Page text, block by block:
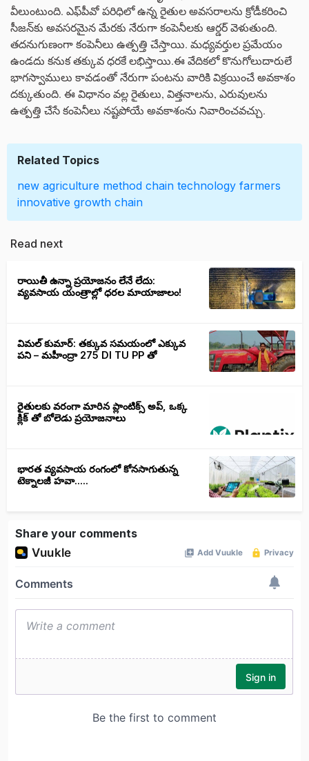
వీలుంటుంది. ఎఫ్‌పీవో పరిధిలో ఉన్న రైతుల అవసరాలను క్రోడీకరించి
సీజన్‌కు అవసరమైన మేరకు నేరుగా కంపెనీలకు ఆర్డర్‌ వెళుతుంది.
తదనుగుణంగా కంపెనీలు ఉత్పత్తి చేస్తాయి. మధ్యవర్తుల ప్రమేయం
ఉండదు కనుక తక్కువ ధరకే లభిస్తాయి.ఈ వేదికలో కొనుగోలుదారులే
భాగస్వాములు కావడంతో నేరుగా పంటను వారికి విక్రయించే అవకాశం
దక్కుతుంది. ఈ విధానం వల్ల రైతులు, విత్తనాలను, ఎరువులను
ఉత్పత్తి చేసే కంపెనీలు నష్టపోయే అవకాశంను నివారించవచ్చు.
Related Topics
new agriculture method chain technology farmers
innovative growth chain
Read next
రాయితీ ఉన్నా ప్రయోజనం లేనే లేదు:
వ్యవసాయ యంత్రాల్లో ధరల మాయాజాలం!
విమల్ కుమార్: తక్కువ సమయంలో ఎక్కువ
పని – మహీంద్రా 275 DI TU PP తో
రైతులకు వరంగా మారిన ప్లాంటిక్స్ అప్, ఒక్క
క్లిక్ తో బోలెడు ప్రయోజనాలు
భారత వ్యవసాయ రంగంలో కోనసాగుతున్న
టెక్నాలజీ హవా.....
Share your comments